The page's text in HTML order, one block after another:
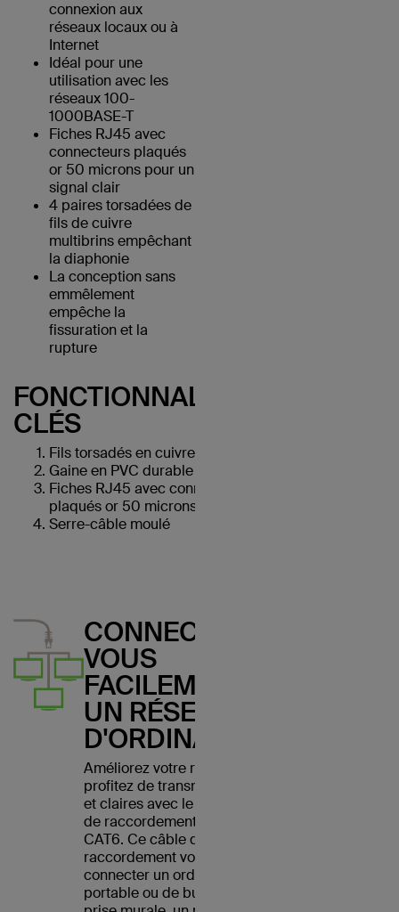
connexion aux
réseaux locaux ou à
Internet
Idéal pour une
utilisation avec les
réseaux 100-
1000BASE-T
Fiches RJ45 avec
connecteurs plaqués
or 50 microns pour un
signal clair
4 paires torsadées de
fils de cuivre
multibrins empêchant
la diaphonie
La conception sans
emmêlement
empêche la
fissuration et la
rupture
FONCTIONNALITÉS
CLÉS
Fils torsadés en cuivre UTP
Gaine en PVC durable
Fiches RJ45 avec connecteurs
plaqués or 50 microns
Serre-câble moulé
CONNECTEZ-
VOUS
FACILEMENT À
UN RÉSEAU
D'ORDINATEURS
Améliorez votre réseau et
profitez de transmissions nettes
et claires avec le câble Belkin
de raccordement Ethernet
CAT6. Ce câble de
raccordement vous permet de
connecter un ordinateur
portable ou de bureau à une